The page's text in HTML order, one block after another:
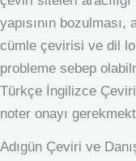
yapısının
cümle çevirisi ve dil
probleme sebep
Türkçe İngilizce
noter onayı
Adıgün Çeviri ve